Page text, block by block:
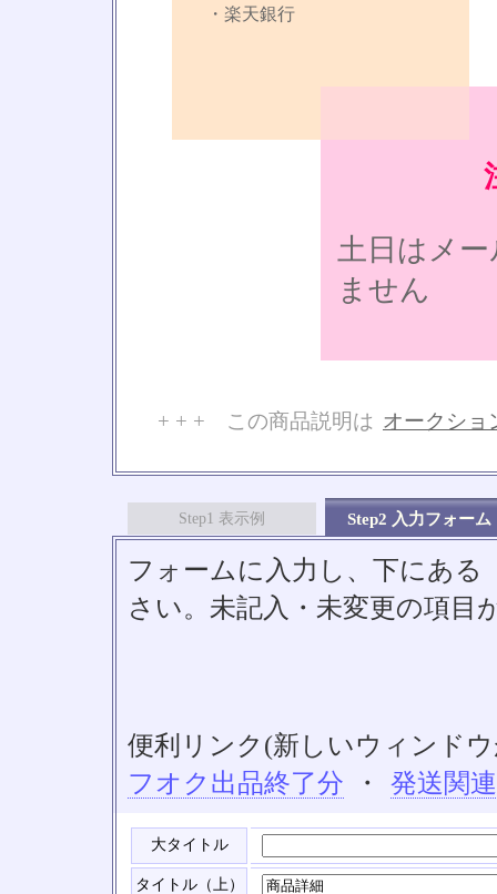
・楽天銀行
土日はメ
ません
+ + + この商品説明は オークショ
Step1 表示例 Step2 入力フォーム
フォームに入力し、下にあ
さい。未記入・未変更の項目
便利リンク(新しいウィンド
フオク出品終了分
・ 発送関
大タイトル
タイトル（上）